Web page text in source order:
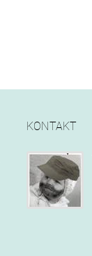
KONTAKT